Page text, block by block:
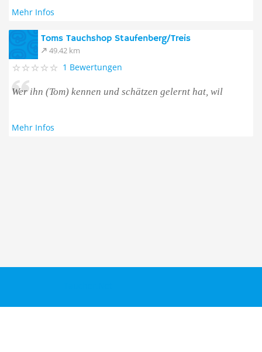
Mehr Infos
Toms Tauchshop Staufenberg/Treis
49.42 km
1 Bewertungen
Wer ihn (Tom) kennen und schätzen gelernt hat, wil
Mehr Infos